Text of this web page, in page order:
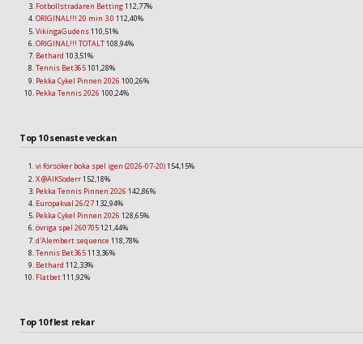
Fotbollstradaren Betting112,77%
ORIGINAL!!! 20 min 3.0 112,40%
VikingaGudens110,51%
ORIGINAL!!! TOTALT108,94%
Bethard 103,51%
Tennis Bet365101,28%
Pekka Cykel Pinnen 2026 100,26%
Pekka Tennis 2026 100,24%
Top 10 senaste veckan
vi försöker boka spel igen (2026-07-20)154,15%
X @AIKSoderr152,18%
Pekka Tennis Pinnen 2026 142,86%
Europakval 26/27132,94%
Pekka Cykel Pinnen 2026 128,65%
övriga spel 260705121,44%
d'Alembert sequence118,78%
Tennis Bet365113,36%
Bethard 112,33%
Flatbet111,92%
Top 10 flest rekar